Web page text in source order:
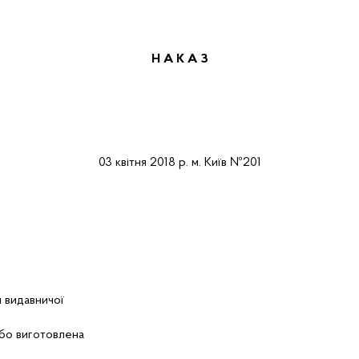
Н А К А З
03 квітня 2018 р. м. Київ №201
видавничої
виготовлена